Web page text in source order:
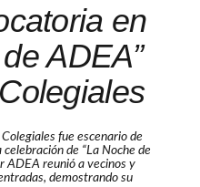
en
ADEA”
fue escenario de
de “La Noche de
ADEA reunió a vecinos y
demostrando su